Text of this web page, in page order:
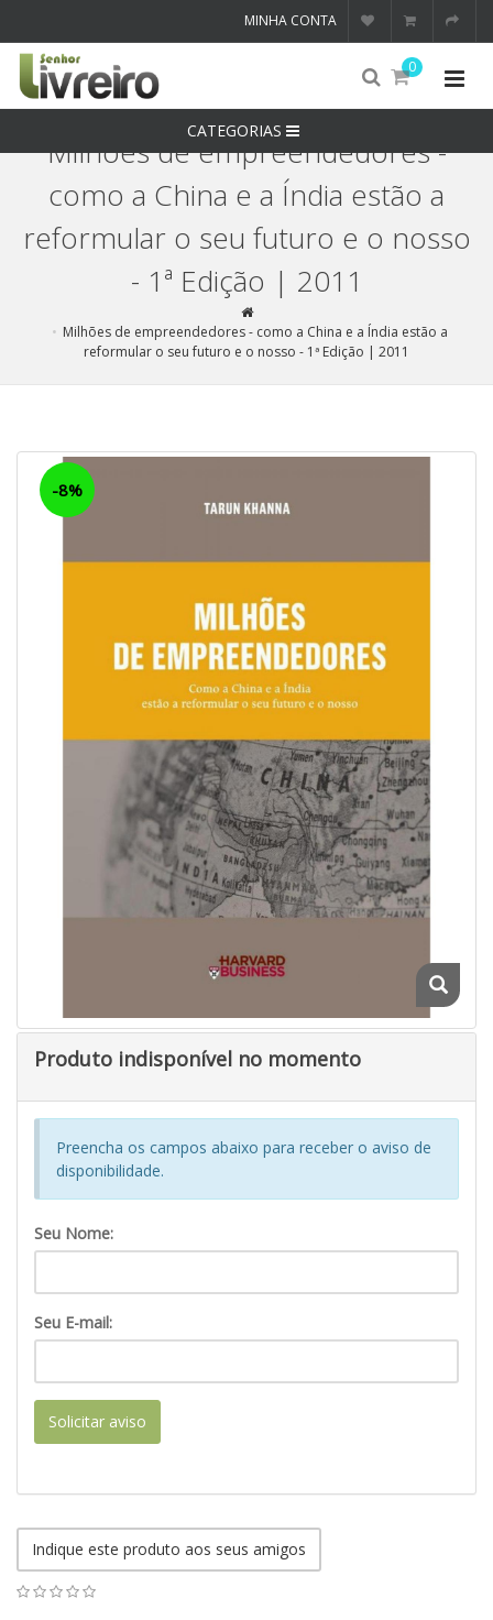
MINHA CONTA
0
CATEGORIAS
Milhões de empreendedores -
como a China e a Índia estão a
reformular o seu futuro e o nosso
- 1ª Edição | 2011
Milhões de empreendedores - como a China e a Índia estão a
reformular o seu futuro e o nosso - 1ª Edição | 2011
-8%
Produto indisponível no momento
Preencha os campos abaixo para receber o aviso de
disponibilidade.
Seu Nome:
Seu E-mail:
Solicitar aviso
Indique este produto aos seus amigos